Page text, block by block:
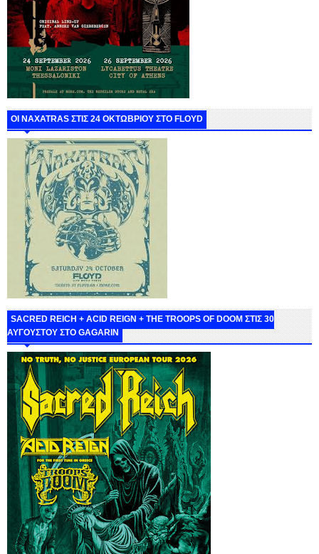
ΟΙ NAXATRAS ΣΤΙΣ 24 ΟΚΤΩΒΡΙΟΥ ΣΤΟ FLOYD
SACRED REICH + ACID REIGN + THE TROOPS OF DOOM ΣΤΙΣ 30
ΑΥΓΟΥΣΤΟΥ ΣΤΟ GAGARIN